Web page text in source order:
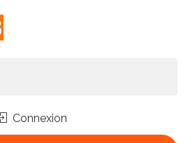
Connexion